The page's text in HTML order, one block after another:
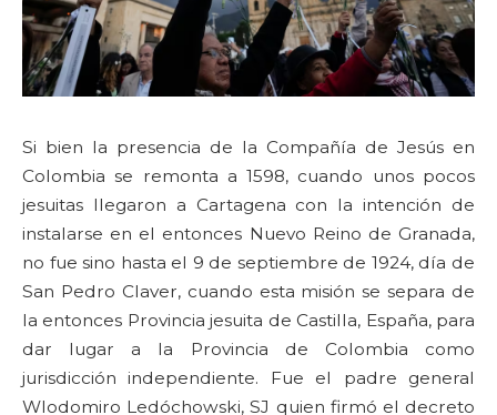
Si bien la presencia de la Compañía de Jesús en
Colombia se remonta a 1598, cuando unos pocos
jesuitas llegaron a Cartagena con la intención de
instalarse en el entonces Nuevo Reino de Granada,
no fue sino hasta el 9 de septiembre de 1924, día de
San Pedro Claver, cuando esta misión se separa de
la entonces Provincia jesuita de Castilla, España, para
dar lugar a la Provincia de Colombia como
jurisdicción independiente. Fue el padre general
Wlodomiro Ledóchowski, SJ quien firmó el decreto